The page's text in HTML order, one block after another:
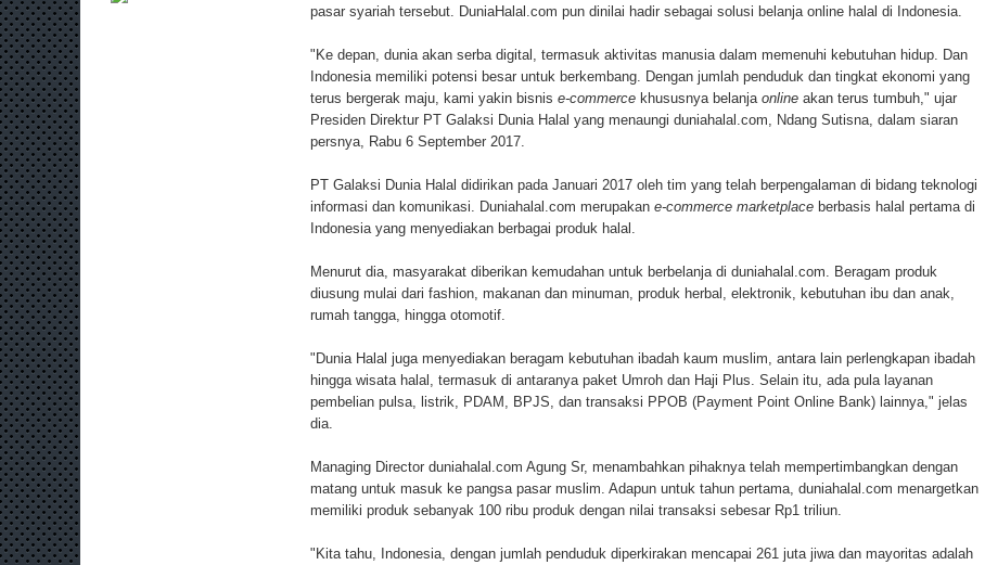
pasar syariah tersebut. DuniaHalal.com pun dinilai hadir sebagai solusi belanja online halal di Indonesia.
"Ke depan, dunia akan serba digital, termasuk aktivitas manusia dalam memenuhi kebutuhan hidup. Dan
Indonesia memiliki potensi besar untuk berkembang. Dengan jumlah penduduk dan tingkat ekonomi yang
terus bergerak maju, kami yakin bisnis e-commerce khususnya belanja online akan terus tumbuh," ujar
Presiden Direktur PT Galaksi Dunia Halal yang menaungi duniahalal.com, Ndang Sutisna, dalam siaran
persnya, Rabu 6 September 2017.
PT Galaksi Dunia Halal didirikan pada Januari 2017 oleh tim yang telah berpengalaman di bidang teknologi
informasi dan komunikasi. Duniahalal.com merupakan e-commerce marketplace berbasis halal pertama di
Indonesia yang menyediakan berbagai produk halal.
Menurut dia, masyarakat diberikan kemudahan untuk berbelanja di duniahalal.com. Beragam produk
diusung mulai dari fashion, makanan dan minuman, produk herbal, elektronik, kebutuhan ibu dan anak,
rumah tangga, hingga otomotif.
"Dunia Halal juga menyediakan beragam kebutuhan ibadah kaum muslim, antara lain perlengkapan ibadah
hingga wisata halal, termasuk di antaranya paket Umroh dan Haji Plus. Selain itu, ada pula layanan
pembelian pulsa, listrik, PDAM, BPJS, dan transaksi PPOB (Payment Point Online Bank) lainnya," jelas
dia.
Managing Director duniahalal.com Agung Sr, menambahkan pihaknya telah mempertimbangkan dengan
matang untuk masuk ke pangsa pasar muslim. Adapun untuk tahun pertama, duniahalal.com menargetkan
memiliki produk sebanyak 100 ribu produk dengan nilai transaksi sebesar Rp1 triliun.
"Kita tahu, Indonesia, dengan jumlah penduduk diperkirakan mencapai 261 juta jiwa dan mayoritas adalah